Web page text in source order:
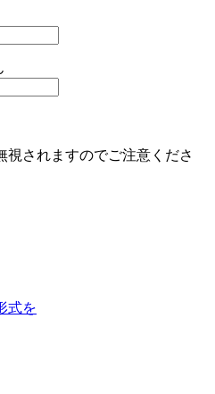
視されますのでご注意くださ
式を